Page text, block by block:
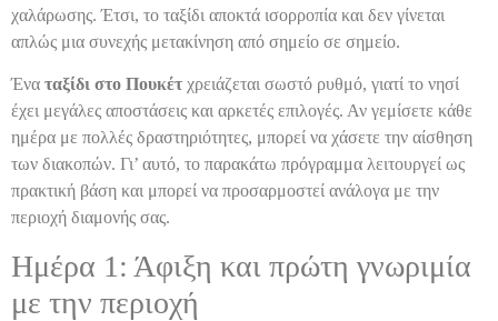
χαλάρωσης. Έτσι, το ταξίδι αποκτά ισορροπία και δεν γίνεται
απλώς μια συνεχής μετακίνηση από σημείο σε σημείο.
Ένα ταξίδι στο Πουκέτ χρειάζεται σωστό ρυθμό, γιατί το νησί
έχει μεγάλες αποστάσεις και αρκετές επιλογές. Αν γεμίσετε κάθε
ημέρα με πολλές δραστηριότητες, μπορεί να χάσετε την αίσθηση
των διακοπών. Γι’ αυτό, το παρακάτω πρόγραμμα λειτουργεί ως
πρακτική βάση και μπορεί να προσαρμοστεί ανάλογα με την
περιοχή διαμονής σας.
Ημέρα 1: Άφιξη και πρώτη γνωριμία
με την περιοχή